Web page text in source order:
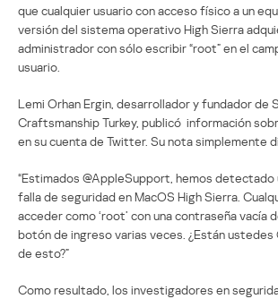
que cualquier usuario con acceso físico a un
versión del sistema operativo High Sierra
administrador con sólo escribir “root” en el
usuario.
Lemi Orhan Ergin, desarrollador y fundador de
Craftsmanship Turkey, publicó información
en su cuenta de Twitter. Su nota simplemente
“Estimados @AppleSupport, hemos detectado
falla de seguridad en MacOS High Sierra.
acceder como ‘root’ con una contraseña vacía
botón de ingreso varias veces. ¿Están ustedes
de esto?”
Como resultado, los investigadores en